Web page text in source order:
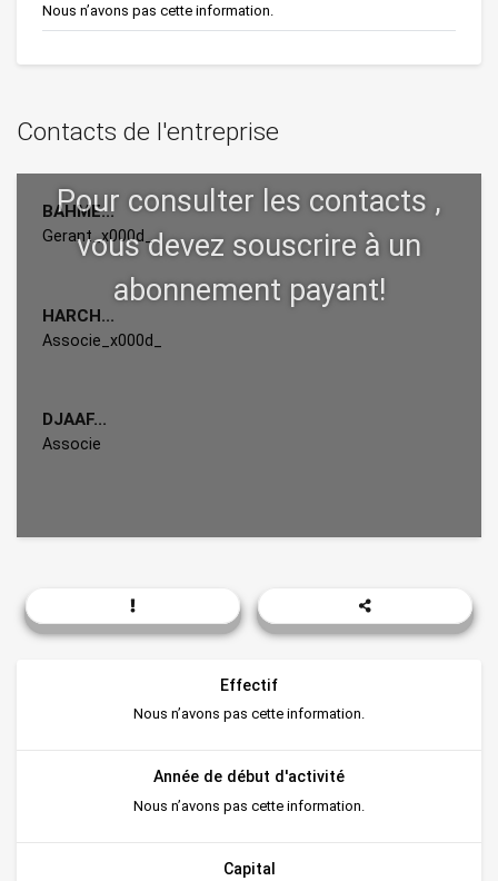
Nous n’avons pas cette information.
Contacts de l'entreprise
BAHME...
Gerant_x000d_
HARCH...
Associe_x000d_
DJAAF...
Associe
Effectif
Nous n’avons pas cette information.
Année de début d'activité
Nous n’avons pas cette information.
Capital